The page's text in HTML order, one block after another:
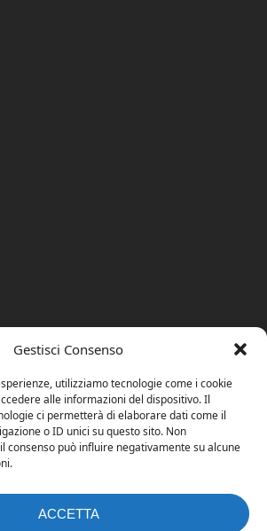
Gestisci Consenso
utilizziamo tecnologie come i cookie
alle informazioni del dispositivo. Il
ci permetterà di elaborare dati come il
o ID unici su questo sito. Non
consenso può influire negativamente su alcune
ACCETTA